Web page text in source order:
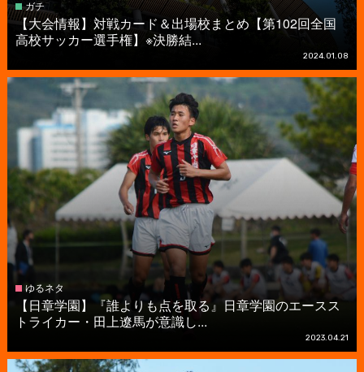
ガチ
【大会情報】対戦カード＆出場校まとめ【第102回全国
高校サッカー選手権】※決勝結...
2024.01.08
ゆるネタ
【日章学園】『誰よりも点を取る』日章学園のエースス
トライカー・田上遼馬が意識し...
2023.04.21